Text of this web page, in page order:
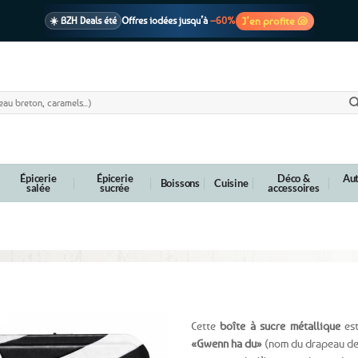
☀️ BZH Deals été Offres iodées jusqu’à –60% J’en profite 🐚
Épicerie
salée
Épicerie
sucrée Boissons Cuisine Déco &
accessoires
Cetteboîte à sucre métalliqueest
«Gwenn ha du» (nom du drapeau